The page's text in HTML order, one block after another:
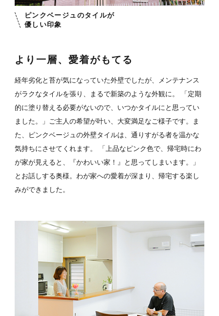
より一層、愛着がもてる
経年劣化と苔が気になっていた外壁でしたが、メンテナンス
がラクなタイルを張り、まるで新築のような外観に。 「定期
的に塗り替える必要がないので、いつかタイルにと思ってい
ました。」ご主人の希望が叶い、大変満足なご様子です。
ま
た、ピンクベージュの外壁タイルは、通りすがる者を温かな
気持ちにさせてくれます。 「上品なピンク色で、帰宅時にわ
が家が見えると、『かわいい家！』と思ってしまいます。」
とお話しする奥様。わが家への愛着が深まり、帰宅する楽し
みができました。
ピンクベージュのタイルが
優しい印象